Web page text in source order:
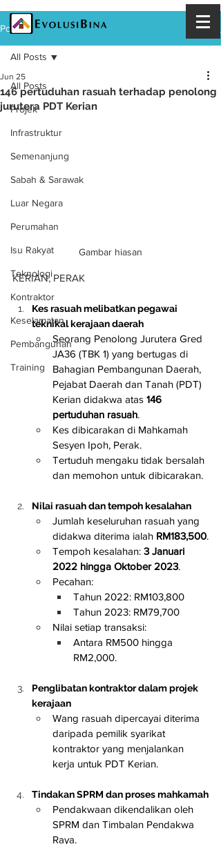
Post
All Posts
Projek
Infrastruktur
Semenanjung
Sabah & Sarawak
Luar Negara
Perumahan
Isu Rakyat
Teknologi
Kontraktor
Keselamatan
Pembangunan
Training
All Posts
146 pertuduhan rasuah terhadap penolong
jurutera PDT Kerian
Jun 25
Gambar hiasan
KERIAN, PERAK
Kes rasuah melibatkan pegawai
teknikal kerajaan daerah
Seorang Penolong Jurutera Gred
JA36 (TBK 1) yang bertugas di
Bahagian Pembangunan Daerah,
Pejabat Daerah dan Tanah (PDT)
Kerian didakwa atas 146
pertuduhan rasuah.
Kes dibicarakan di Mahkamah
Sesyen Ipoh, Perak.
Tertuduh mengaku tidak bersalah
dan memohon untuk dibicarakan.
Nilai rasuah dan tempoh kesalahan
Jumlah keseluruhan rasuah yang
didakwa diterima ialah RM183,500.
Tempoh kesalahan: 3 Januari
2022 hingga Oktober 2023.
Pecahan:
Tahun 2022: RM103,800
Tahun 2023: RM79,700
Nilai setiap transaksi:
Antara RM500 hingga
RM2,000.
Penglibatan kontraktor dalam projek
kerajaan
Wang rasuah dipercayai diterima
daripada pemilik syarikat
kontraktor yang menjalankan
kerja untuk PDT Kerian.
Tindakan SPRM dan proses mahkamah
Pendakwaan dikendalikan oleh
SPRM dan Timbalan Pendakwa
Raya.